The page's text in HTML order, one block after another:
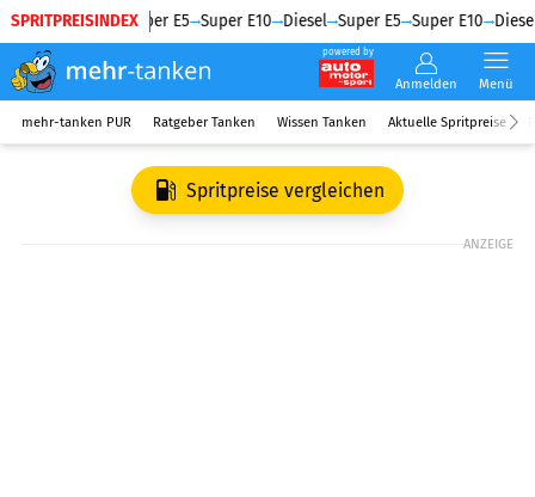
SPRITPREISINDEX
Diesel Super E5 Super E10 Diesel Super E5 Super E10 Diesel
powered by
Anmelden Menü
mehr-tanken PUR Ratgeber Tanken Wissen Tanken Aktuelle Spritpreise
Spritpreise vergleichen
ANZEIGE